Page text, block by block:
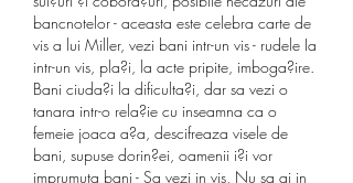
bancnotelor - aceasta este celebra carte de
vis a lui Miller, vezi bani intr-un vis - rudele Ia
intr-un vis, pla?i, la acte pripite, imboga?ire.
Bani ciuda?i la dificulta?i, dar sa vezi o
tanara intr-o rela?ie cu inseamna ca o
femeie joaca a?a, descifreaza visele de
bani, supuse dorin?ei, oamenii i?i vor
imprumuta bani - Sa vezi in vis, Nu sa ai in